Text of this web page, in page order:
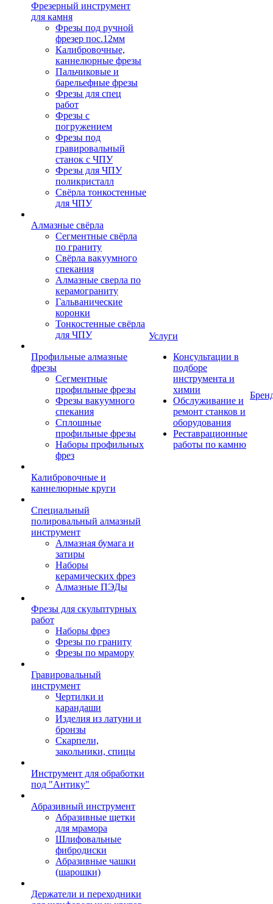
Фрезерный инструмент
для камня
Фрезы под ручной
фрезер пос.12мм
Калибровочные,
каннелюрные фрезы
Пальчиковые и
барельефные фрезы
Фрезы для спец
работ
Фрезы с
погружением
Фрезы под
гравировальный
станок с ЧПУ
Фрезы для ЧПУ
поликристалл
Свёрла тонкостенные
для ЧПУ
Алмазные свёрла
Сегментные свёрла
по граниту
Свёрла вакуумного
спекания
Алмазные сверла по
керамограниту
Гальванические
коронки
Тонкостенные свёрла
для ЧПУ
Профильные алмазные
фрезы
Сегментные
профильные фрезы
Фрезы вакуумного
спекания
Сплошные
профильные фрезы
Наборы профильных
фрез
Калибровочные и
каннелюрные круги
Специальный
полировальный алмазный
инструмент
Алмазная бумага и
затиры
Наборы
керамических фрез
Алмазные ПЭДы
Фрезы для скульптурных
работ
Наборы фрез
Фрезы по граниту
Фрезы по мрамору
Гравировальный
инструмент
Чертилки и
карандаши
Изделия из латуни и
бронзы
Скарпели,
закольники, спицы
Инструмент для обработки
под "Антику"
Абразивный инструмент
Абразивные щетки
для мрамора
Шлифовальные
фибродиски
Абразивные чашки
(шарошки)
Держатели и переходники
Услуги
Консультации в
подборе
инструмента и
химии
Обслуживание и
ремонт станков и
оборудования
Реставрационные
работы по камню